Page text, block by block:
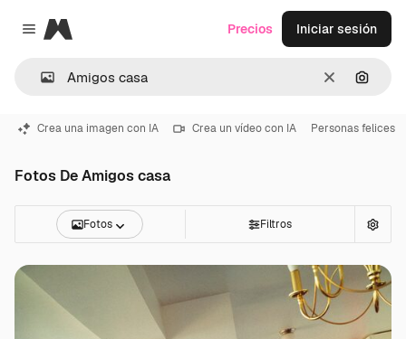
Close menu
Magnific
Borrar
Precios Iniciar sesión
Crea una imagen con IA Crea un vídeo con IA Personas felices
Fotos De Amigos casa
Fotos Filtros